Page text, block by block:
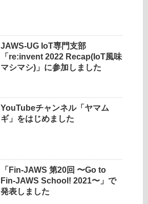
JAWS-UG IoT専門支部
「re:invent 2022 Recap(IoT風味
マシマシ)」に参加しました
YouTubeチャンネル「ヤマム
ギ」をはじめました
「Fin-JAWS 第20回 〜Go to
Fin-JAWS School! 2021〜」で
発表しました